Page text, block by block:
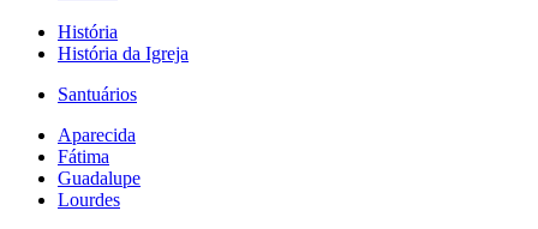
História
História da Igreja
Santuários
Aparecida
Fátima
Guadalupe
Lourdes